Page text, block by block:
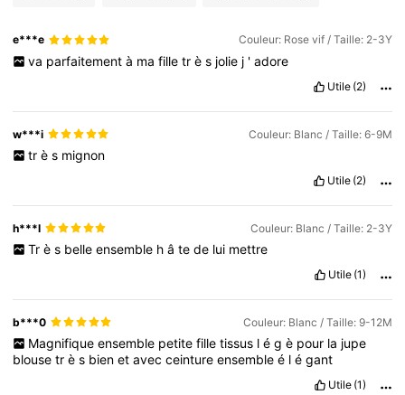
e***e Couleur: Rose vif / Taille: 2-3Y
va parfaitement à ma fille tr è s jolie j ' adore
Utile (2)
w***i Couleur: Blanc / Taille: 6-9M
tr è s mignon
Utile (2)
h***l Couleur: Blanc / Taille: 2-3Y
Tr è s belle ensemble h â te de lui mettre
Utile (1)
b***0 Couleur: Blanc / Taille: 9-12M
Magnifique ensemble petite fille tissus l é g è pour la jupe
blousetrès bienetavecceintureensembleé légant
Utile (1)